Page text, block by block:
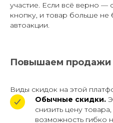
участие. Если всё верно —
кнопку, и товар больше не
автоакции.
Повышаем продажи
Виды скидок на этой
Обычные скидки.
снизить цену
возможность гибко